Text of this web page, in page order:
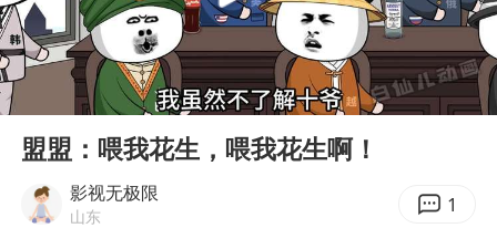
白海豚突然大拐弯 走出罕见路线
大连一起飞航班因乘客可乐爆瓶折返
百花奖闭幕式节目单正式揭晓
Play
00:00 02:19
盟盟：喂我花生，喂我花生啊！
影视无极限
山东 1